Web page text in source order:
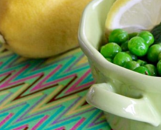
Salads Soups